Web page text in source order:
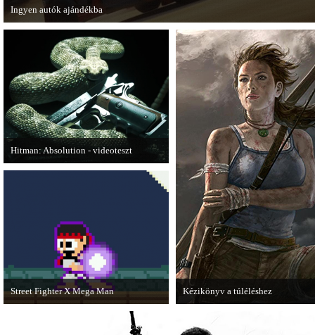
Ingyen autók ajándékba
A Forza Horizon készítői ingyenesen letölthető autókkal kedveskednek a
Hitman: Absolution - videoteszt
A PC Gurutól Bate és Chris mutatják be
Kézikönyv a túléléshez
manapság már kötelező
Street Fighter X Mega Man
A Capcom ismert karakterei ismét
összecsapnak - ingyenesen letölthető a